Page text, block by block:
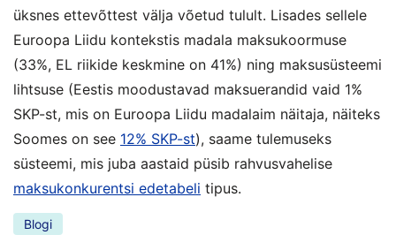
üksnes ettevõttest välja võetud tulult. Lisades sellele
Euroopa Liidu kontekstis madala maksukoormuse
(33%, EL riikide keskmine on 41%) ning maksusüsteemi
lihtsuse (Eestis moodustavad maksuerandid vaid 1%
SKP-st, mis on Euroopa Liidu madalaim näitaja, näiteks
Soomes on see 12% SKP-st), saame tulemuseks
süsteemi, mis juba aastaid püsib rahvusvahelise
maksukonkurentsi edetabeli tipus.
Blogi